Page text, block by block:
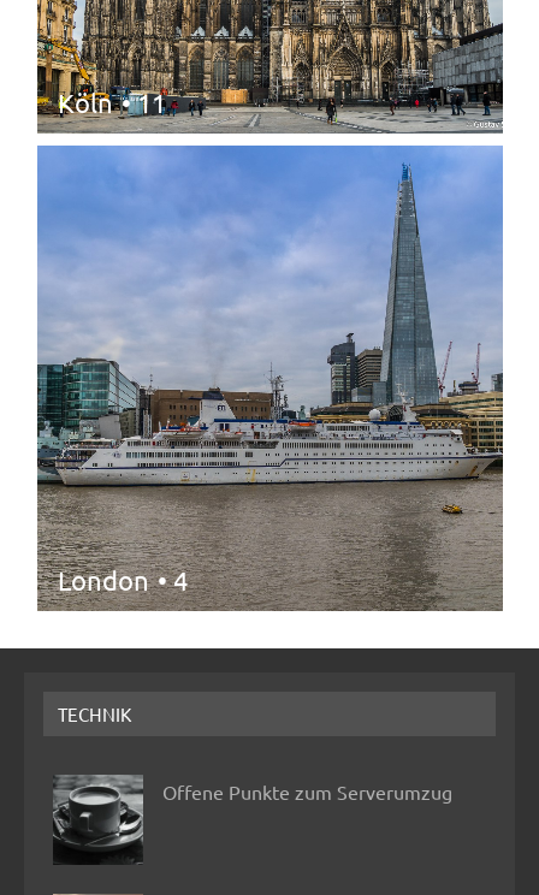
Köln • 11
London • 4
TECHNIK
Offene Punkte zum Serverumzug